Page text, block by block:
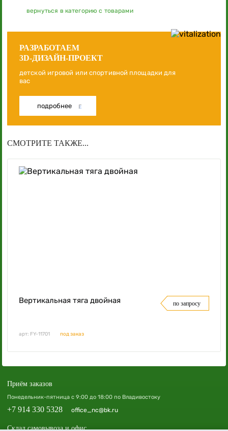
вернуться в категорию с товарами
РАЗРАБОТАЕМ
3D-ДИЗАЙН-ПРОЕКТ
детской игровой или спортивной площадки для
вас
подробнее
СМОТРИТЕ ТАКЖЕ...
Вертикальная тяга двойная по запросу
арт: FY-11701 под заказ
Приём заказов
Понедельник-пятница с 9:00 до 18:00 по Владивостоку
+7 914 330 5328 office_nc@bk.ru
Склад самовывоза и офис